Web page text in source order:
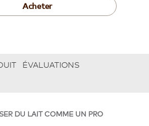
Acheter
ÉVALUATIONS
DU LAIT COMME UN PRO